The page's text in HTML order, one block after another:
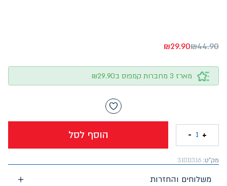
₪44.90
₪29.90
מארז 3 מחברות קמפוס ב₪29.90
הוסף לסל +
1
-
מק"ט: 31011316
משלוחים והחזרות